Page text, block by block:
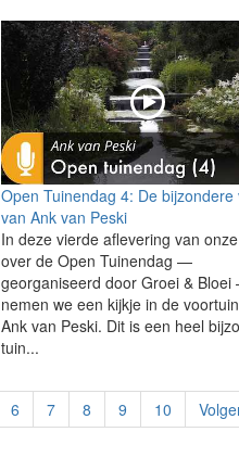
Open Tuinendag 4: De bijzondere
van Ank van Peski
In deze vierde aflevering van
over de Open Tuinendag —
georganiseerd door Groei &
nemen we een kijkje in de
Ank van Peski. Dit is een heel
tuin...
6 7 8 9 10